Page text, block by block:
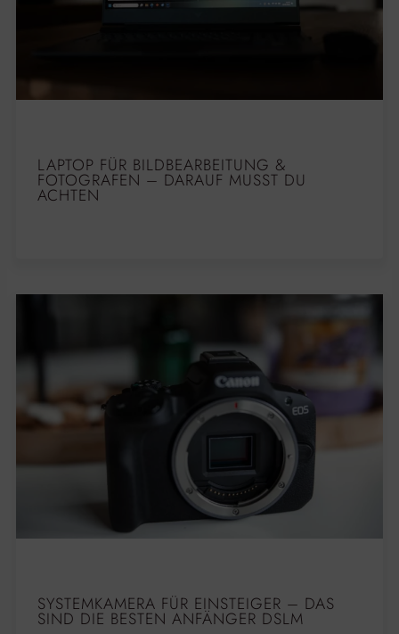
LAPTOP FÜR BILDBEARBEITUNG &
FOTOGRAFEN – DARAUF MUSST DU
ACHTEN
SYSTEMKAMERA FÜR EINSTEIGER – DAS
SIND DIE BESTEN ANFÄNGER DSLM